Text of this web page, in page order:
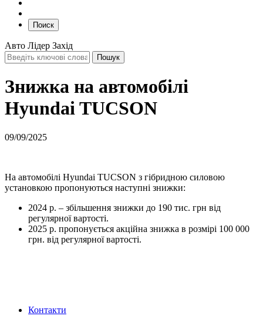
Поиск
Авто Лідер Захід
Знижка на автомобілі
Hyundai TUCSON
09/09/2025
На автомобілі Hyundai TUCSON з гібридною силовою
установкою пропонуються наступні знижки:
2024 р. – збільшення знижки до 190 тис. грн від
регулярної вартості.
2025 р. пропонується акційна знижка в розмірі 100 000
грн. від регулярної вартості.
Контакти